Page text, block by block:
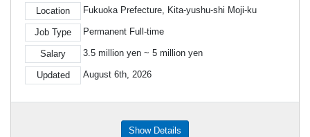
Location Fukuoka Prefecture, Kita-yushu-shi Moji-ku
Job Type Permanent Full-time
Salary 3.5 million yen ~ 5 million yen
Updated August 6th, 2026
Show Details